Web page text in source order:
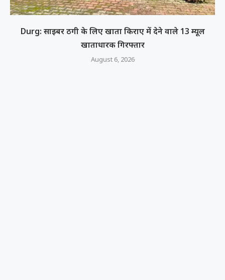
Durg: साइबर ठगी के लिए खाता किराए में देने वाले 13 म्यूल
खाताधारक गिरफ्तार
August 6, 2026